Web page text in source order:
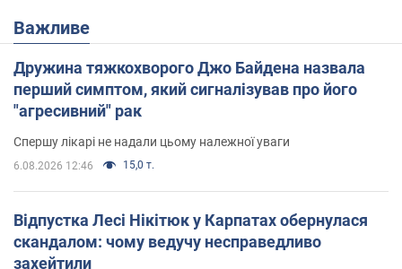
Важливе
Дружина тяжкохворого Джо Байдена назвала
перший симптом, який сигналізував про його
"агресивний" рак
Спершу лікарі не надали цьому належної уваги
6.08.2026 12:46 15,0 т.
Відпустка Лесі Нікітюк у Карпатах обернулася
скандалом: чому ведучу несправедливо
захейтили